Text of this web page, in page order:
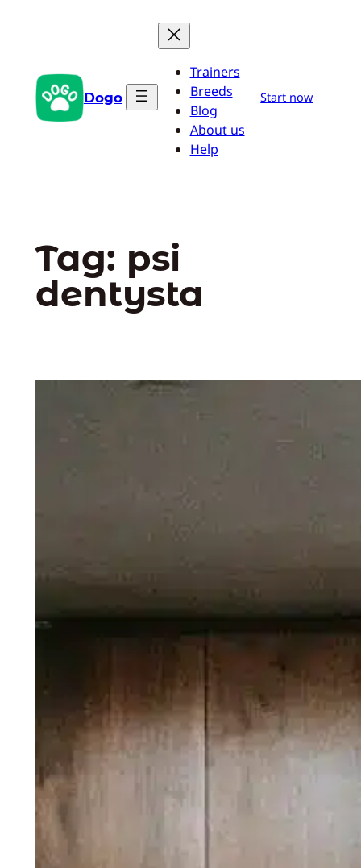
Dogo
Trainers
Breeds
Blog
About us
Help
Start now
Tag: psi
dentysta